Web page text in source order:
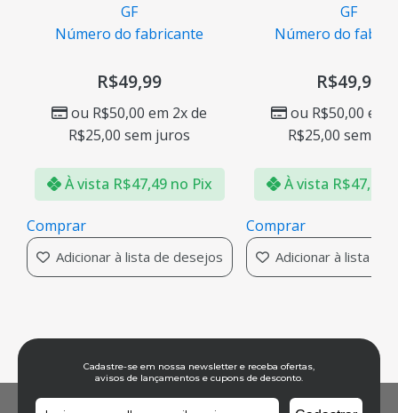
GF
Número do fabricante
R$49,99
ou R$50,00 em 2x de
R$25,00 sem juros
À vista R$47,49 no Pix
Comprar
Adicionar à lista de desejos
GF
Número do
R$49,99
ou R$50,00 em
R$25,00 sem
À vista R$47,49
Comprar
Adicionar à lista de
Cadastre-se em nossa newsletter e receba ofertas,
avisos de lançamentos e cupons de desconto.